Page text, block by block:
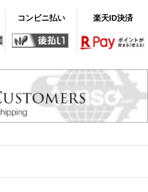
コンビニ払い 楽天ID決済